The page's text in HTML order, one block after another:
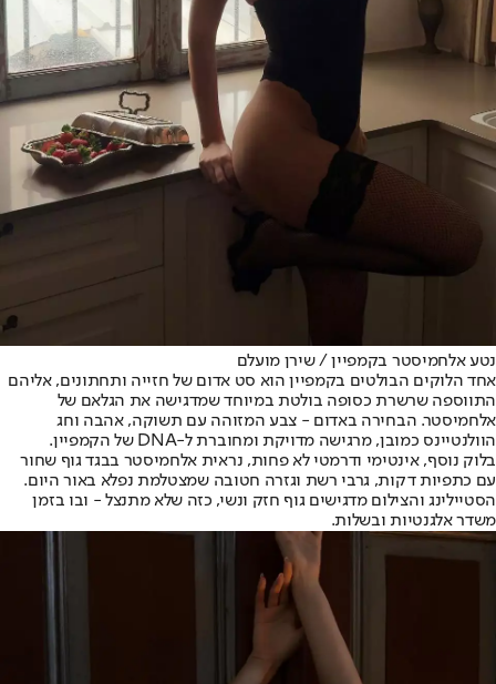
נטע אלחמיסטר בקמפיין / שירן מועלם
אחד הלוקים הבולטים בקמפיין הוא סט אדום של חזייה ותחתונים, אליהם
התווספה שרשרת כסופה בולטת במיוחד שמדגישה את הגלאם של
אלחמיסטר. הבחירה באדום - צבע המזוהה עם תשוקה, אהבה וחג
הוולנטיינס כמובן, מרגישה מדויקת ומחוברת ל-DNA של הקמפיין.
בלוק נוסף, אינטימי ודרמטי לא פחות, נראית אלחמיסטר בבגד גוף שחור
עם כתפיות דקות, גרבי רשת וגזרה חטובה שמצטלמת נפלא באור היום.
הסטיילינג והצילום מדגישים גוף חזק ונשי, כזה שלא מתנצל - ובו בזמן
משדר אלגנטיות ובשלות.